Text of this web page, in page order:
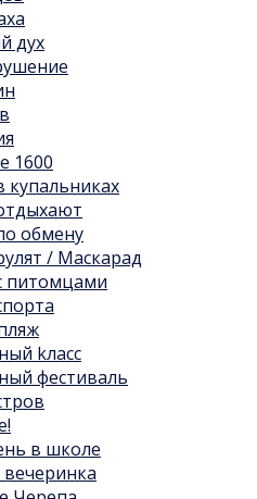
дух
1600
обмену
/ Маскарад
питомцами
kласс
фестиваль
в школе